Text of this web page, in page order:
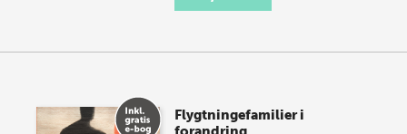
Flygtningefamilier i